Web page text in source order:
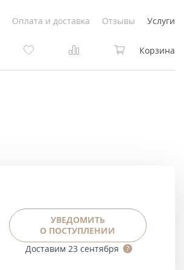
Оплата и доставка Отзывы Услуги
Корзина
УВЕДОМИТЬ
О ПОСТУПЛЕНИИ
Доставим 23 сентября